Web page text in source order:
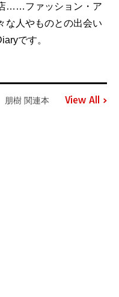
……ファッション・ア
な人やものとの出会い
です。
樹 関連本 View All